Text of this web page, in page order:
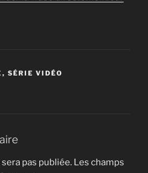
, SÉRIE VIDÉO
pas publiée. Les champs